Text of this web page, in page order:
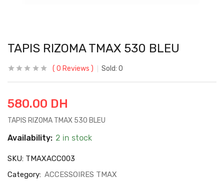
TAPIS RIZOMA TMAX 530 BLEU
0 Reviews Sold: 0
580.00 DH
TAPIS RIZOMA TMAX 530 BLEU
Availability: 2 in stock
SKU: TMAXACC003
Category: ACCESSOIRES TMAX